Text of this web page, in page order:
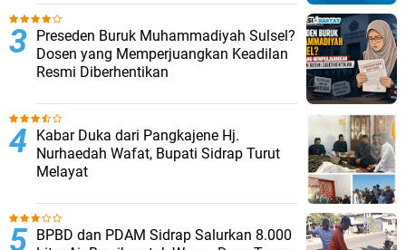
Preseden Buruk Muhammadiyah Sulsel?
Dosen yang Memperjuangkan Keadilan
Resmi Diberhentikan
Kabar Duka dari Pangkajene Hj.
Nurhaedah Wafat, Bupati Sidrap Turut
Melayat
BPBD dan PDAM Sidrap Salurkan 8.000